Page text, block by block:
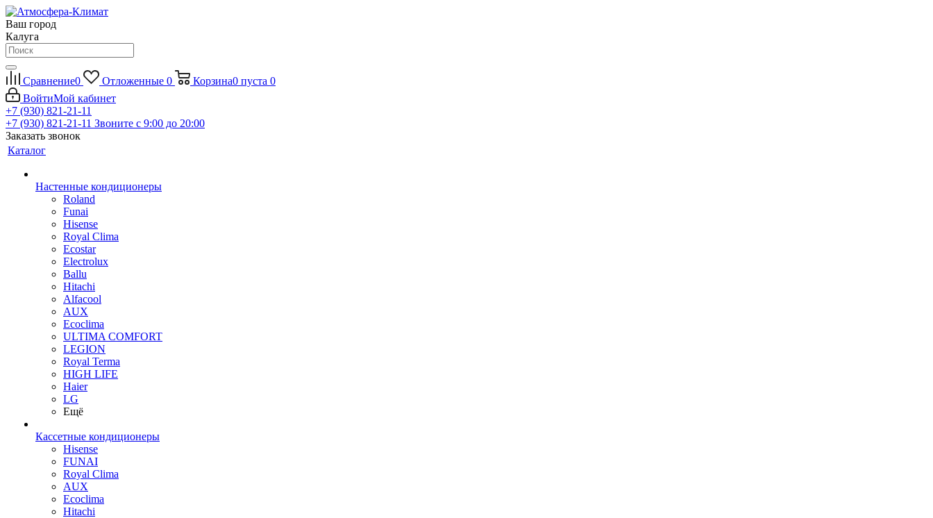
Ваш город
Калуга
Сравнение0 Отложенные 0 Корзина0 пуста 0
ВойтиМой кабинет
+7 (930) 821-21-11
+7 (930) 821-21-11 Звоните с 9:00 до 20:00
Заказать звонок
Каталог
Настенные кондиционеры
Roland
Funai
Hisense
Royal Clima
Ecostar
Electrolux
Ballu
Hitachi
Alfacool
AUX
Ecoclima
ULTIMA COMFORT
LEGION
Royal Terma
HIGH LIFE
Haier
LG
Ещё
Кассетные кондиционеры
Hisense
FUNAI
Royal Clima
AUX
Ecoclima
Hitachi